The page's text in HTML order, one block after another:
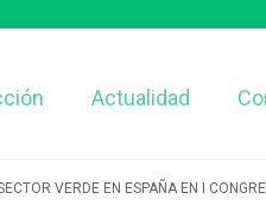
Actualidad
VERDE EN ESPAÑA EN I